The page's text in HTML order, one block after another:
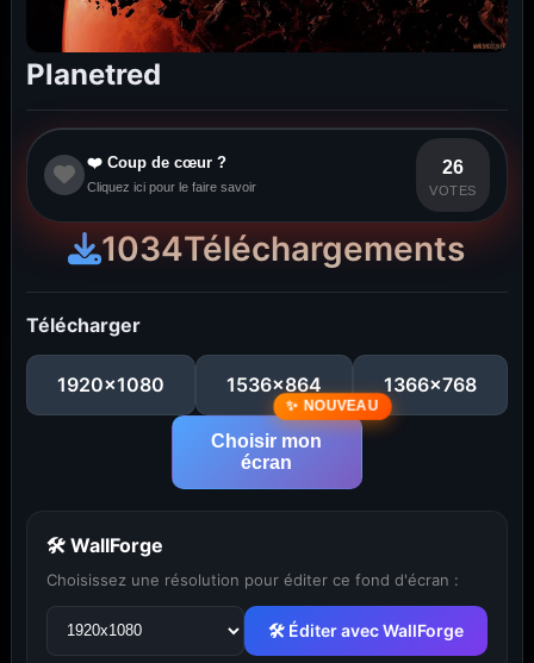
Planetred
❤️ Coup de cœur ?
Cliquez ici pour le faire savoir
26
VOTES
1034Téléchargements
Télécharger
1920x1080 1536x864 1366x768
Choisir mon
écran
🛠 WallForge
Choisissez une résolution pour éditer ce fond d'écran :
🛠 Éditer avec WallForge